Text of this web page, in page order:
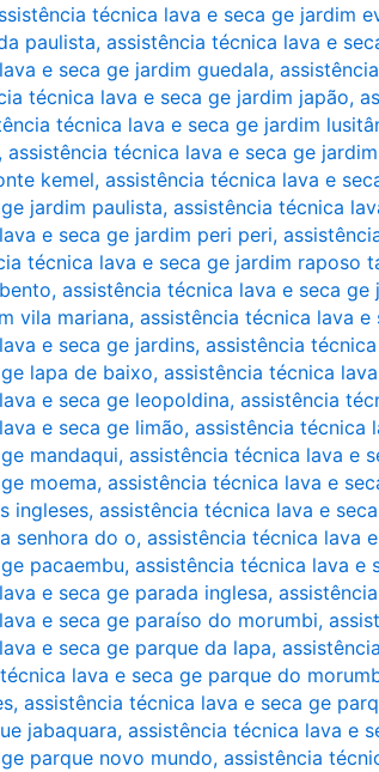
técnica lava e seca ge jardim
paulista, assistência técnica lava e
e seca ge jardim guedala,
técnica lava e seca ge jardim japão,
técnica lava e seca ge jardim
, assistência técnica lava e seca ge
kemel, assistência técnica lava e
jardim paulista, assistência técnica
e seca ge jardim peri peri,
técnica lava e seca ge jardim raposo
, assistência técnica lava e seca ge
vila mariana, assistência técnica lava
e seca ge jardins, assistência
lapa de baixo, assistência técnica
e seca ge leopoldina, assistência
e seca ge limão, assistência técnica
mandaqui, assistência técnica lava e
moema, assistência técnica lava e
ingleses, assistência técnica lava e
senhora do o, assistência técnica lava
pacaembu, assistência técnica lava e
e seca ge parada inglesa,
e seca ge paraíso do morumbi,
e seca ge parque da lapa,
lava e seca ge parque do
, assistência técnica lava e seca ge
jabaquara, assistência técnica lava e
parque novo mundo, assistência